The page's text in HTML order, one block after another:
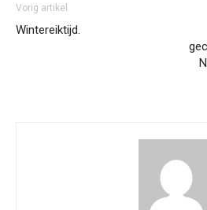
Vorig artikel
Wintereiktijd.